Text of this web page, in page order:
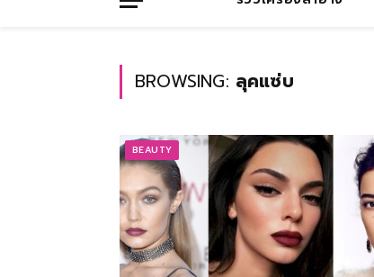
BROWSING: ลุคแซ่บ
BEAUTY